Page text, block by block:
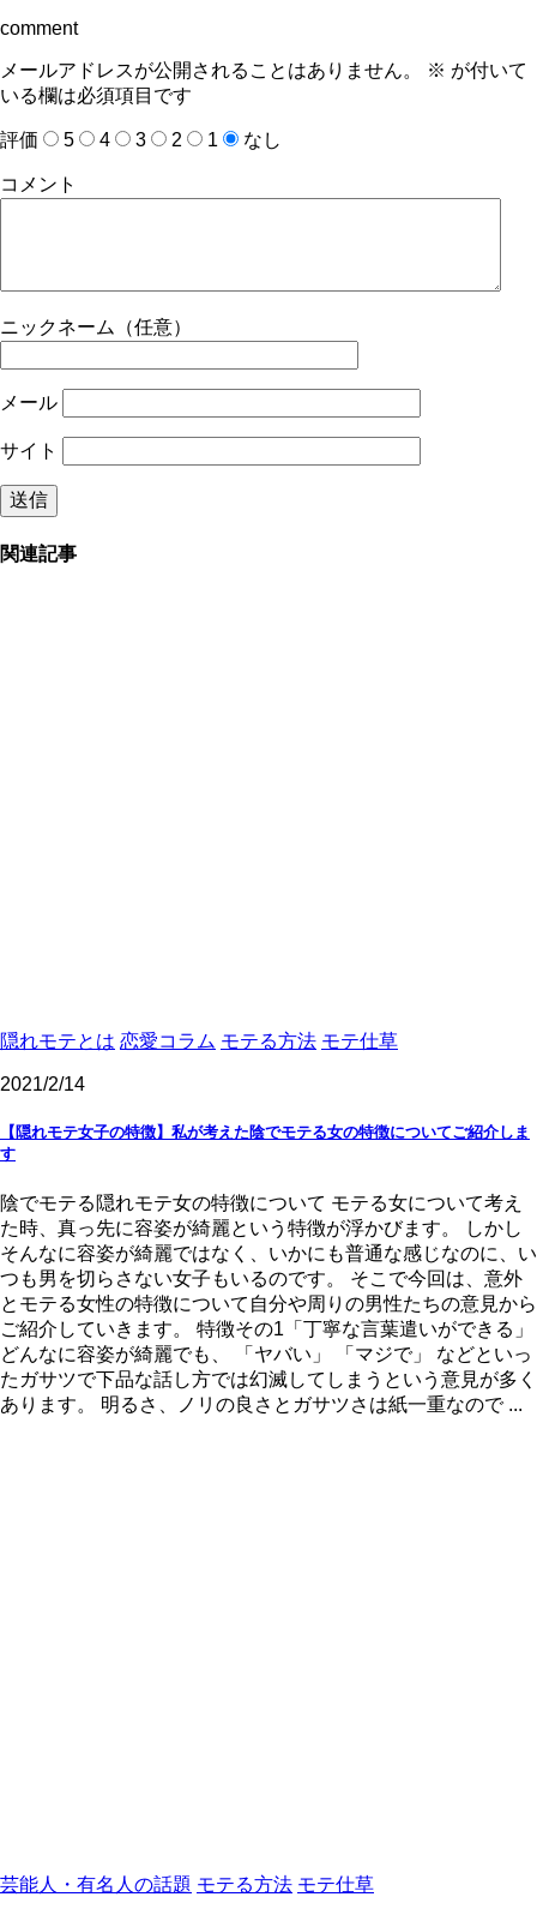
comment
メールアドレスが公開されることはありません。 ※ が付いて
いる欄は必須項目です
評価 5 4 3 2 1 なし
コメント
ニックネーム（任意）
メール
サイト
関連記事
隠れモテとは 恋愛コラム モテる方法 モテ仕草
2021/2/14
【隠れモテ女子の特徴】私が考えた陰でモテる女の特徴についてご紹介しま
す
陰でモテる隠れモテ女の特徴について モテる女について考え
た時、真っ先に容姿が綺麗という特徴が浮かびます。 しかし
そんなに容姿が綺麗ではなく、いかにも普通な感じなのに、い
つも男を切らさない女子もいるのです。 そこで今回は、意外
とモテる女性の特徴について自分や周りの男性たちの意見から
ご紹介していきます。 特徴その1「丁寧な言葉遣いができる」
どんなに容姿が綺麗でも、 「ヤバい」 「マジで」 などといっ
たガサツで下品な話し方では幻滅してしまうという意見が多く
あります。 明るさ、ノリの良さとガサツさは紙一重なので ...
芸能人・有名人の話題 モテる方法 モテ仕草